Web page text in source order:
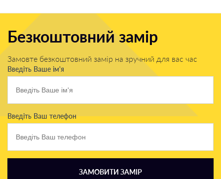
Безкоштовний замір
Замовте безкоштовний замір на зручний для вас час
Введіть Ваше ім'я
Введіть Ваш телефон
ЗАМОВИТИ ЗАМІР